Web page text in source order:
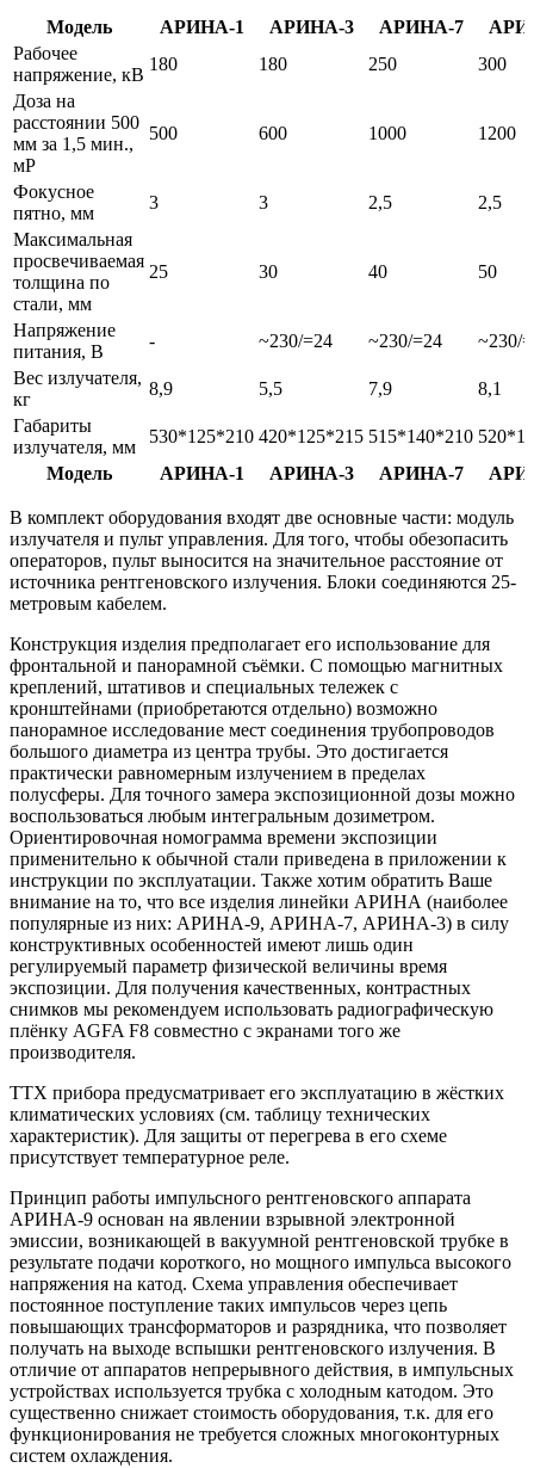
Модель АРИНА-1 АРИНА-3 АРИНА-7
Рабочее
напряжение, кВ
180 180 250
300
Доза на
расстоянии 500
мм за 1,5 мин.,
мР
500 600 1000 1200
Фокусное
пятно, мм
3 3 2,5
2,5
Максимальная
просвечиваемая
толщина по
стали, мм
25 30 40 50
Напряжение
питания, В
- ~230/=24 ~230/=24
~230/
Вес излучателя,
кг
8,9 5,5 7,9
8,1
Габариты
излучателя, мм
530*125*210 420*125*215 515*140*210
Модель
АРИНА-1 АРИНА-3 АРИНА-7
В комплект оборудования входят две основные части: модуль
излучателя и пульт управления. Для того, чтобы обезопасить
операторов, пульт выносится на значительное расстояние от
источника рентгеновского излучения. Блоки соединяются 25-
метровым кабелем.
Конструкция изделия предполагает его использование для
фронтальной и панорамной съёмки. С помощью магнитных
креплений, штативов и специальных тележек с
кронштейнами (приобретаются отдельно) возможно
панорамное исследование мест соединения трубопроводов
большого диаметра из центра трубы. Это достигается
практически равномерным излучением в пределах
полусферы. Для точного замера экспозиционной дозы можно
воспользоваться любым интегральным дозиметром.
Ориентировочная номограмма времени экспозиции
применительно к обычной стали приведена в приложении к
инструкции по эксплуатации. Также хотим обратить Ваше
внимание на то, что все изделия линейки АРИНА (наиболее
популярные из них: АРИНА-9, АРИНА-7, АРИНА-3) в силу
конструктивных особенностей имеют лишь один
регулируемый параметр физической величины время
экспозиции. Для получения качественных, контрастных
снимков мы рекомендуем использовать радиографическую
плёнку AGFA F8 совместно с экранами того же
производителя.
ТТХ прибора предусматривает его эксплуатацию в жёстких
климатических условиях (см. таблицу технических
характеристик). Для защиты от перегрева в его схеме
присутствует температурное реле.
Принцип работы импульсного рентгеновского аппарата
АРИНА-9 основан на явлении взрывной электронной
эмиссии, возникающей в вакуумной рентгеновской трубке в
результате подачи короткого, но мощного импульса высокого
напряжения на катод. Схема управления обеспечивает
постоянное поступление таких импульсов через цепь
повышающих трансформаторов и разрядника, что позволяет
получать на выходе вспышки рентгеновского излучения. В
отличие от аппаратов непрерывного действия, в импульсных
устройствах используется трубка с холодным катодом. Это
существенно снижает стоимость оборудования, т.к. для его
функционирования не требуется сложных многоконтурных
систем охлаждения.